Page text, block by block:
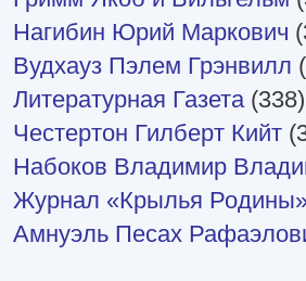
Нагибин Юрий Маркович
Вудхауз Пэлем Грэнвилл
Литературная Газета (338)
Честертон Гилберт Кийт
Набоков Владимир
Журнал «Крылья
Амнуэль Песах